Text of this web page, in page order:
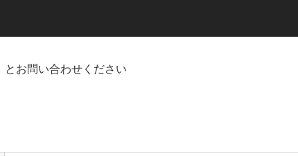
とお問い合わせください